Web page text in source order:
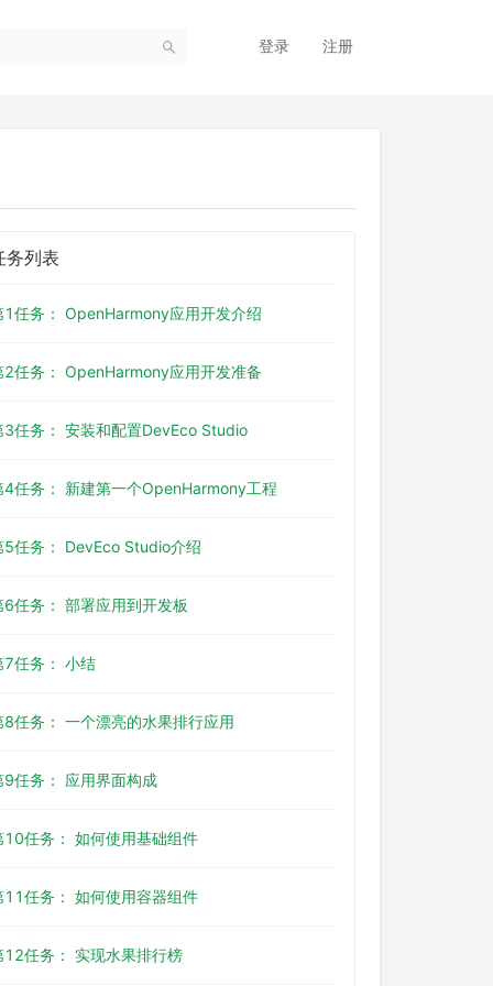
登录 注册
务列表
1任务： OpenHarmony应用开发介绍
2任务： OpenHarmony应用开发准备
3任务： 安装和配置DevEco Studio
4任务： 新建第一个OpenHarmony工程
5任务： DevEco Studio介绍
6任务： 部署应用到开发板
7任务： 小结
8任务： 一个漂亮的水果排行应用
9任务： 应用界面构成
10任务： 如何使用基础组件
11任务： 如何使用容器组件
12任务： 实现水果排行榜